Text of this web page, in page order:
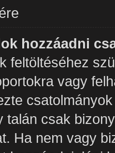
hozzáadni
feltöltéséhez
vagy
talán csak
Ha nem vagy